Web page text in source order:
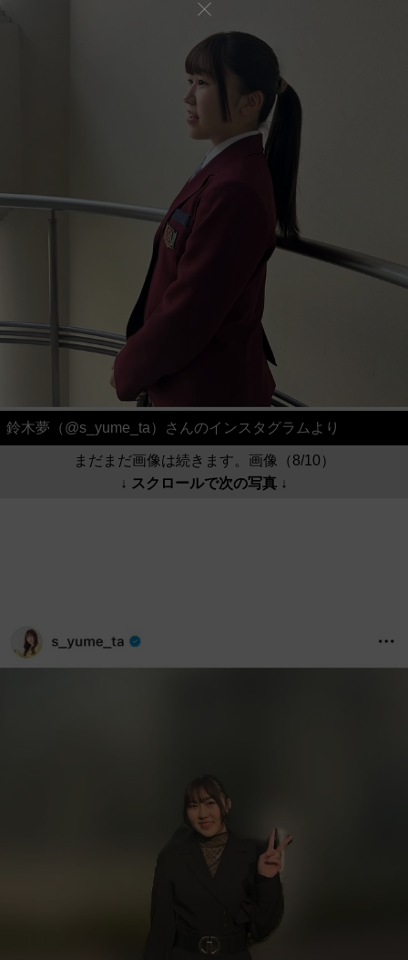
鈴木夢（@s_yume_ta）さんのインスタグラムより
まだまだ画像は続きます。画像（8/10）
↓ スクロールで次の写真 ↓